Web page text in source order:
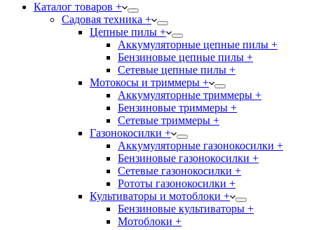
Каталог товаров +
Садовая техника +
Цепные пилы +
Аккумуляторные цепные пилы +
Бензиновые цепные пилы +
Сетевые цепные пилы +
Мотокосы и триммеры +
Аккумуляторные триммеры +
Бензиновые триммеры +
Сетевые триммеры +
Газонокосилки +
Аккумуляторные газонокосилки +
Бензиновые газонокосилки +
Сетевые газонокосилки +
Рототы газонокосилки +
Культиваторы и мотоблоки +
Бензиновые культиваторы +
Мотоблоки +